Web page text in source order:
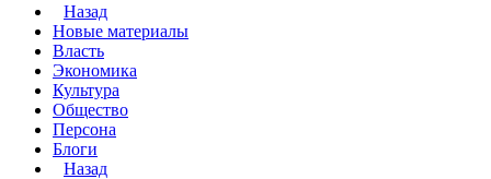
Назад
Новые материалы
Власть
Экономика
Культура
Общество
Персона
Блоги
Назад